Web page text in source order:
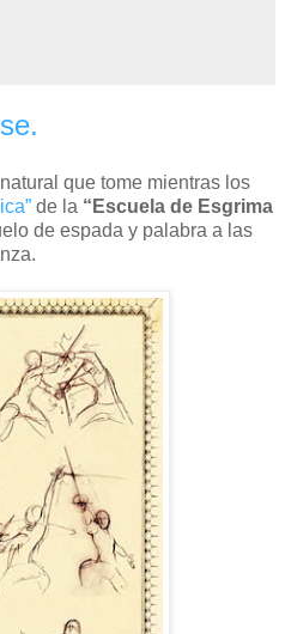
que tome mientras los
de la “Escuela de Esgrima
de espada y palabra a las